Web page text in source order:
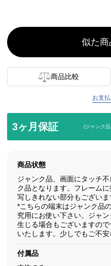
似た商
商品比較
お支
3ヶ月保証 (ジャンク
商品状態
ジャンク品、画面にタッチ
ク品となります。フレーム
写しきれない部分もございま
*こちらの端末はジャンク品
究用にお使い下さい。ジャ
生じる場合もございますの
いたします。少しでもご不
付属品